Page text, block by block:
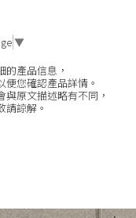
▼
的產品信息，
您確認產品詳情。
原文描述略有不同，
請諒解。